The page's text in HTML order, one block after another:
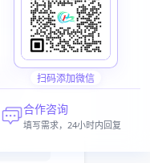
扫码添加微信
合作咨询
填写需求，24小时内回复